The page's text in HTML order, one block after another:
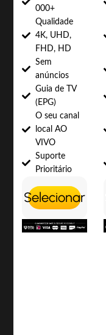
000+
Qualidade
4K, UHD,
FHD, HD
Sem
anúncios
Guia de TV
(EPG)
O seu canal
local AO
VIVO
Suporte
Prioritário
Selecionar